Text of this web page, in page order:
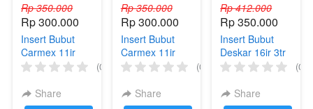
Rp 350.000
Rp 300.000
Insert Bubut
Carmex 11ir
A55 Ulir Dalam
(0)
Share
Rp 350.000
Rp 300.000
Insert Bubut
Carmex 11ir
A60 Ulir Luar
(0)
Share
Rp 412.000
Rp 350.000
Insert Bubut
Deskar 16ir 3tr
Ulir Dalam
(0)
Share